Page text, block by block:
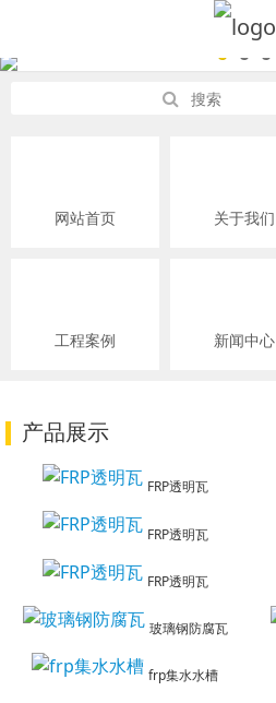
网站首页 关于我们
工程案例 新闻中心
产品展示
FRP透明瓦
FRP透明瓦
FRP透明瓦
玻璃钢防腐瓦
frp集水水槽